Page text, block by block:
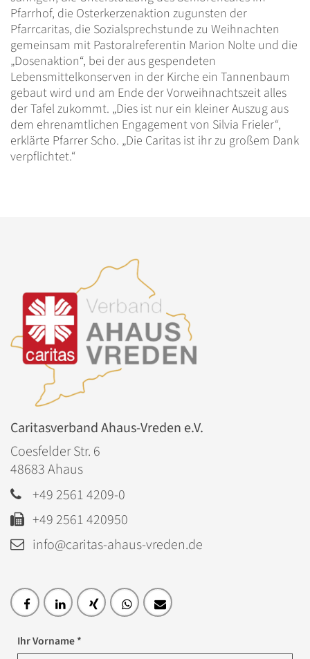
Pfarrhof, die Osterkerzenaktion zugunsten der
Pfarrcaritas, die Sozialsprechstunde zu Weihnachten
gemeinsam mit Pastoralreferentin Marion Nolte und die
„Dosenaktion“, bei der aus gespendeten
Lebensmittelkonserven in der Kirche ein Tannenbaum
gebaut wird und am Ende der Vorweihnachtszeit alles
der Tafel zukommt. „Dies ist nur ein kleiner Auszug aus
dem ehrenamtlichen Engagement von Silvia Frieler“,
erklärte Pfarrer Scho. „Die Caritas ist ihr zu großem Dank
verpflichtet.“
Ihr Vorname *
Caritasverband Ahaus-Vreden e.V.
Coesfelder Str. 6
48683Ahaus
+49 2561 4209-0
+49 2561 420950
info@caritas-ahaus-vreden.de